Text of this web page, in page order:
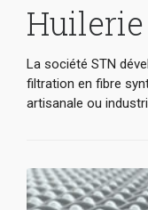
Huilerie
La société STN
filtration en fibre
artisanale ou